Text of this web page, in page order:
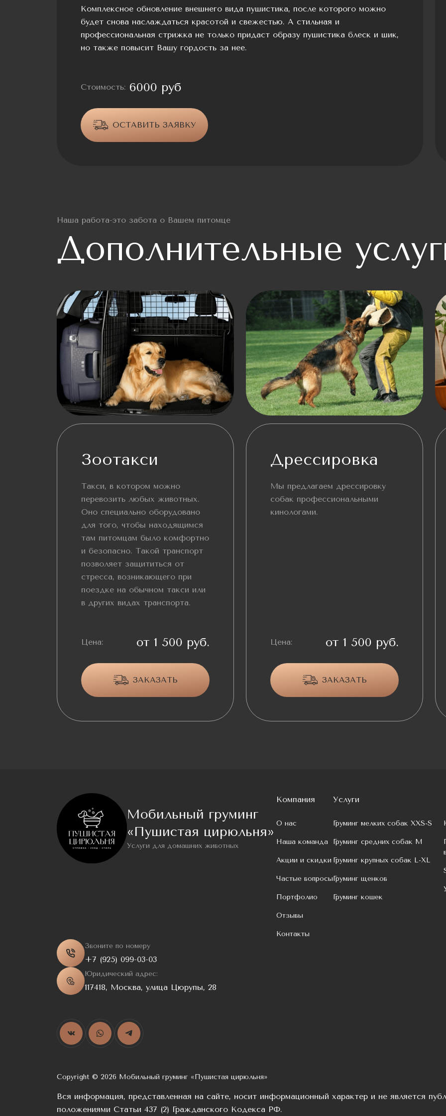
Комплексное обновление внешнего вида пушистика, после которого можно
будет снова наслаждаться красотой и свежестью. А стильная и
профессиональная стрижка не только придаст образу пушистика блеск и шик,
но также повысит Вашу гордость за нее.
Стоимость: 6000 руб
ОСТАВИТЬ ЗАЯВКУ
Наша работа-это забота о Вашем питомце
Дополнительные
Зоотакси
Такси, в котором можно
перевозить любых животных.
Оно специально оборудовано
для того, чтобы находящимся
там питомцам было комфортно
и безопасно. Такой транспорт
позволяет защититься от
стресса, возникающего при
поездке на обычном такси или
в других видах транспорта.
Цена: от 1 500 руб.
ЗАКАЗАТЬ
Дрессировка
Мы предлагаем дрессировку
собак профессиональными
кинологами.
Цена: от 1 500 руб.
ЗАКАЗАТЬ
Мобильный груминг
«Пушистая цирюльня»
Услуги для домашних животных
Компания
О нас
Наша команда
Акции и скидки
Частые вопросы
Портфолио
Отзывы
Контакты
Услуги
Груминг мелких собак XXS-S
Груминг средних собак M
Груминг крупных собак L-XL
Груминг щенков
Груминг кошек
Звоните по номеру
+7 (925) 099-03-03
Юридический адрес:
117418, Москва, улица Цюрупы, 28
Copyright © 2026 Мобильный груминг «Пушистая цирюльня»
Вся информация, представленная на сайте, носит информационный характер и не является
положениями Статьи 437 (2) Гражданского Кодекса РФ.